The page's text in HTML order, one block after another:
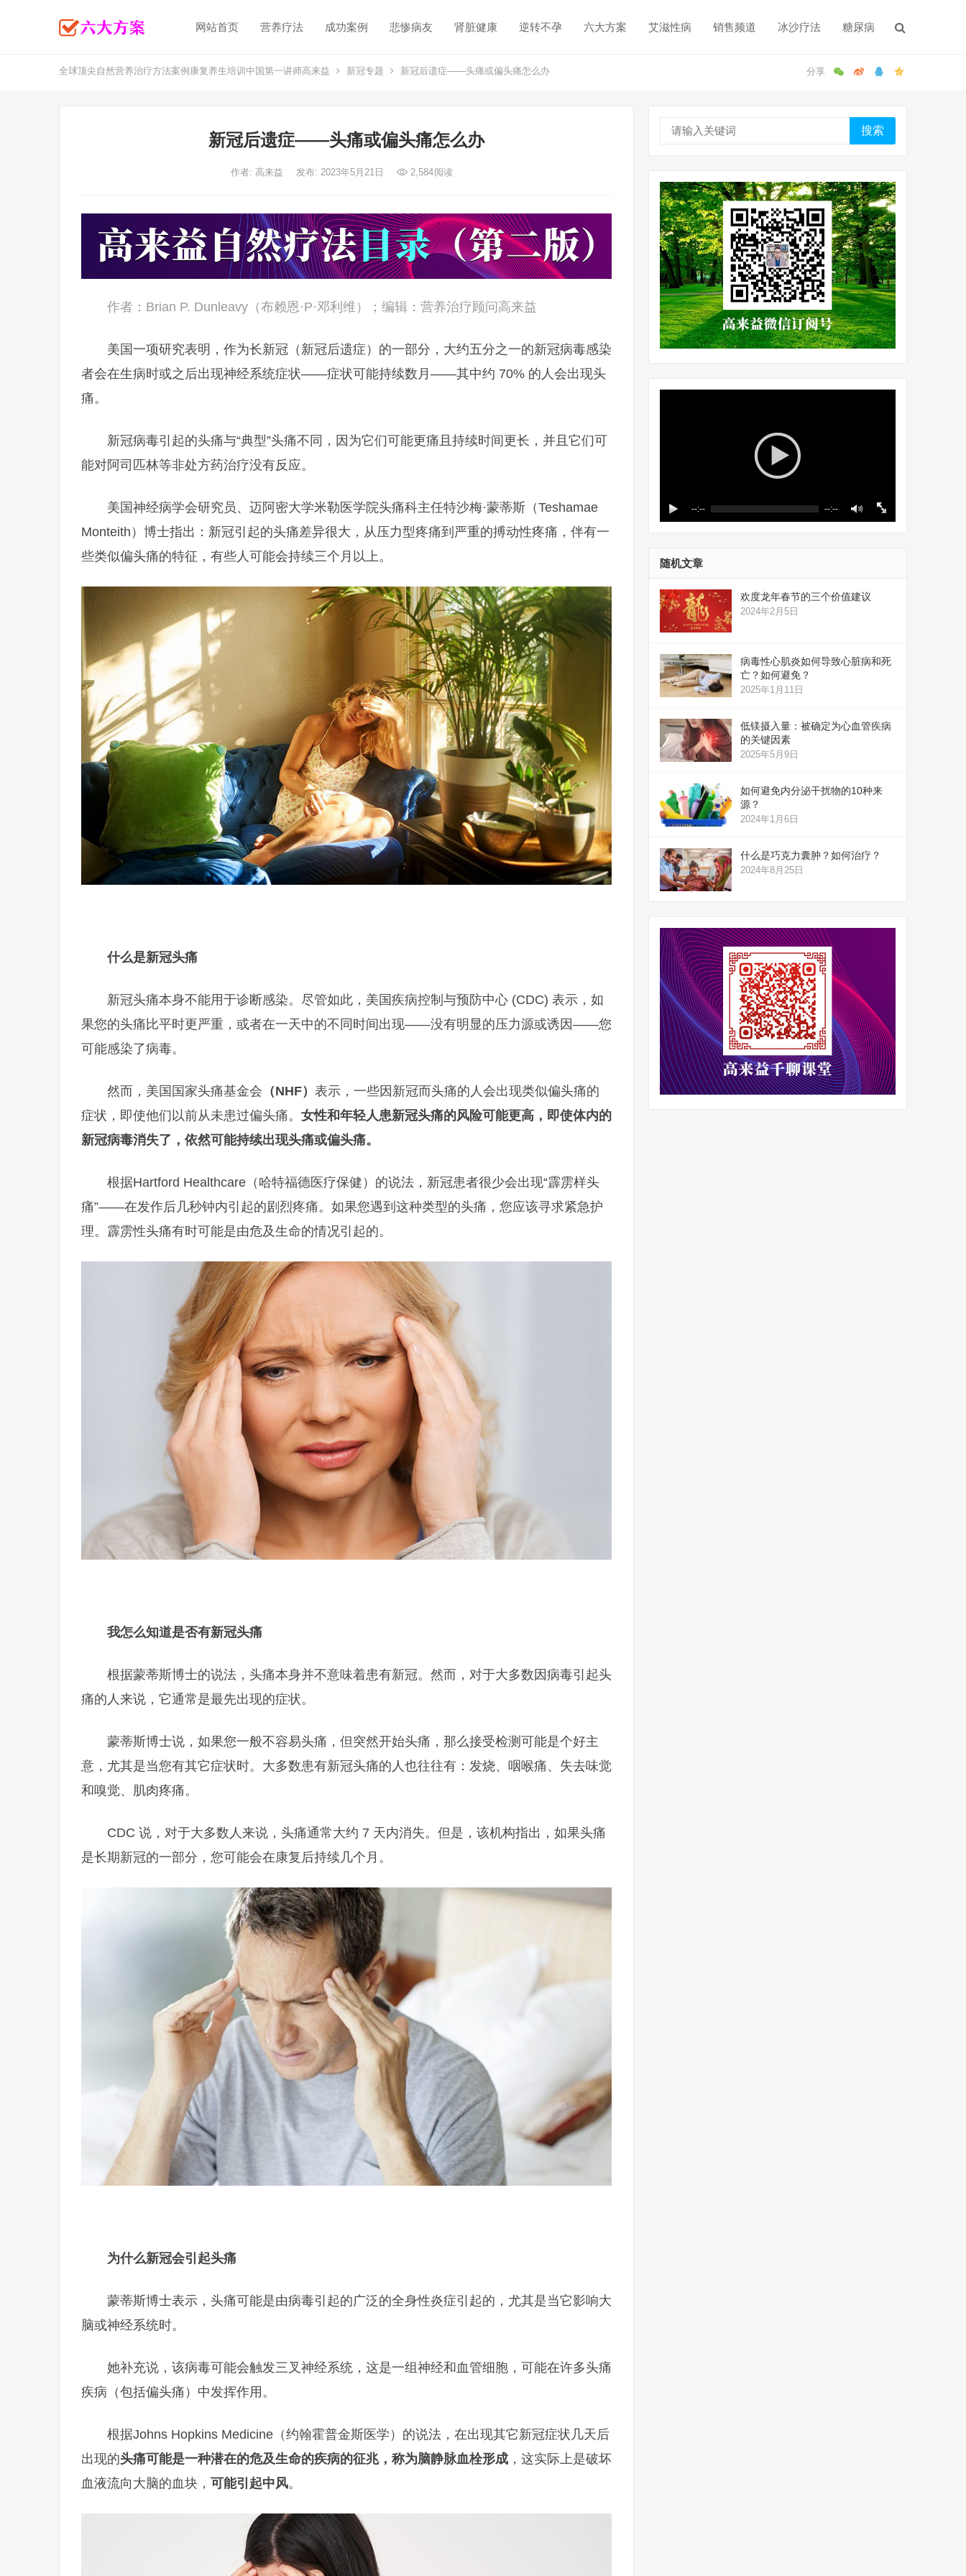
网站首页 营养疗法 成功案例 悲惨病友 肾脏健康 逆转不孕 六大方案 艾滋性病 销售频道 冰沙疗法 糖尿病
全球顶尖自然营养治疗方法案例康复养生培训中国第一讲师高来益 新冠专题 新冠后遗症——头痛或偏头痛怎么办
新冠后遗症——头痛或偏头痛怎么办
作者: 高来益 发布: 2023年5月21日 2,584阅读
作者：Brian P. Dunleavy（布赖恩·P·邓利维）；编辑：营养治疗顾问高来益
美国一项研究表明，作为长新冠（新冠后遗症）的一部分，大约五分之一的新冠病毒感染
者会在生病时或之后出现神经系统症状——症状可能持续数月——其中约 70% 的人会出现头
痛。
新冠病毒引起的头痛与“典型”头痛不同，因为它们可能更痛且持续时间更长，并且它们可
能对阿司匹林等非处方药治疗没有反应。
美国神经病学会研究员、迈阿密大学米勒医学院头痛科主任特沙梅·蒙蒂斯（Teshamae
Monteith）博士指出：新冠引起的头痛差异很大，从压力型疼痛到严重的搏动性疼痛，伴有一
些类似偏头痛的特征，有些人可能会持续三个月以上。
什么是新冠头痛
新冠头痛本身不能用于诊断感染。尽管如此，美国疾病控制与预防中心 (CDC) 表示，如
果您的头痛比平时更严重，或者在一天中的不同时间出现——没有明显的压力源或诱因——您
可能感染了病毒。
然而，美国国家头痛基金会 （NHF） 表示，一些因新冠而头痛的人会出现类似偏头痛的
症状，即使他们以前从未患过偏头痛。 女性和年轻人患新冠头痛的风险可能更高，即使体内的
新冠病毒消失了，依然可能持续出现头痛或偏头痛。
根据Hartford Healthcare（哈特福德医疗保健）的说法，新冠患者很少会出现“霹雳样头
痛”——在发作后几秒钟内引起的剧烈疼痛。如果您遇到这种类型的头痛，您应该寻求紧急护
理。霹雳性头痛有时可能是由危及生命的情况引起的。
我怎么知道是否有新冠头痛
根据蒙蒂斯博士的说法，头痛本身并不意味着患有新冠。然而，对于大多数因病毒引起头
痛的人来说，它通常是最先出现的症状。
蒙蒂斯博士说，如果您一般不容易头痛，但突然开始头痛，那么接受检测可能是个好主
意，尤其是当您有其它症状时。大多数患有新冠头痛的人也往往有：发烧、咽喉痛、失去味觉
和嗅觉、肌肉疼痛。
CDC 说，对于大多数人来说，头痛通常大约 7 天内消失。但是，该机构指出，如果头痛
是长期新冠的一部分，您可能会在康复后持续几个月。
为什么新冠会引起头痛
蒙蒂斯博士表示，头痛可能是由病毒引起的广泛的全身性炎症引起的，尤其是当它影响大
脑或神经系统时。
她补充说，该病毒可能会触发三叉神经系统，这是一组神经和血管细胞，可能在许多头痛
疾病（包括偏头痛）中发挥作用。
根据Johns Hopkins Medicine（约翰霍普金斯医学）的说法，在出现其它新冠症状几天后
出现的头痛可能是一种潜在的危及生命的疾病的征兆，称为脑静脉血栓形成 ，这实际上是破坏
血液流向大脑的血块， 可能引起中风。
搜索
--:-- --:--
随机文章
欢度龙年春节的三个价值建议
2024年2月5日
病毒性心肌炎如何导致心脏病和死
亡？如何避免？
2025年1月11日
低镁摄入量：被确定为心血管疾病
的关键因素
2025年5月9日
如何避免内分泌干扰物的10种来
源？
2024年1月6日
什么是巧克力囊肿？如何治疗？
2024年8月25日